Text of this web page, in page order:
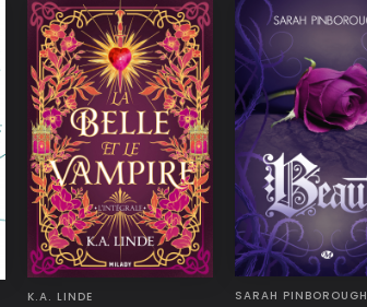
K.A. LINDE SARAH PINBOROUGH